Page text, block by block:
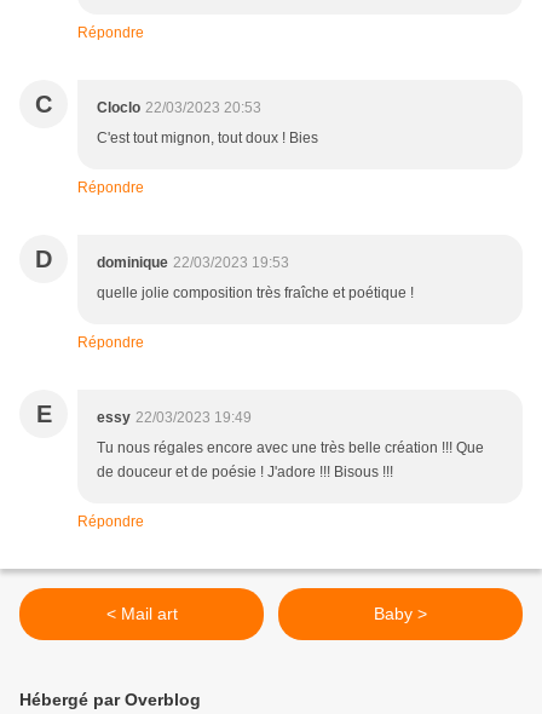
Répondre
C Cloclo 22/03/2023 20:53
C'est tout mignon, tout doux ! Bies
Répondre
D dominique 22/03/2023 19:53
quelle jolie composition très fraîche et poétique !
Répondre
E essy 22/03/2023 19:49
Tu nous régales encore avec une très belle création !!! Que
de douceur et de poésie ! J'adore !!! Bisous !!!
Répondre
< Mail art Baby >
Hébergé par Overblog